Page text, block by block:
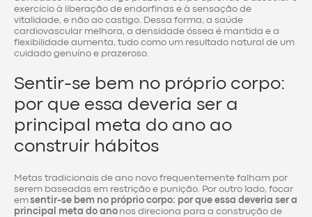
exercício à liberação de endorfinas e à sensação de
vitalidade, e não ao castigo. Dessa forma, a saúde
cardiovascular melhora, a densidade óssea é mantida e a
flexibilidade aumenta, tudo como um resultado natural de um
cuidado genuíno e prazeroso.
Sentir-se bem no próprio corpo:
por que essa deveria ser a
principal meta do ano ao
construir hábitos
Metas tradicionais de ano novo frequentemente falham por
serem baseadas em restrição e punição. Por outro lado, focar
emsentir-se bem no próprio corpo: por que essa deveria ser a
principal meta do ano nos direciona para a construção de